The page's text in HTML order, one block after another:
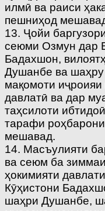
илмӣ ва раиси
пешниҳод
13. Ҷойи
сеюми Озмун дар
Бадахшон,
Душанбе ва шаҳру
мақомоти
давлатӣ ва дар
таҳсилоти
тарафи
мешавад.
14. Масъулияти
ва сеюм ба
ҳокимияти
Кӯҳистони
шаҳри Душанбе,